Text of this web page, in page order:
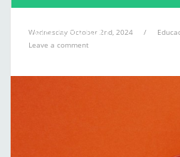
globalización
Wednesday October 2nd, 2024 /
Leave a comment